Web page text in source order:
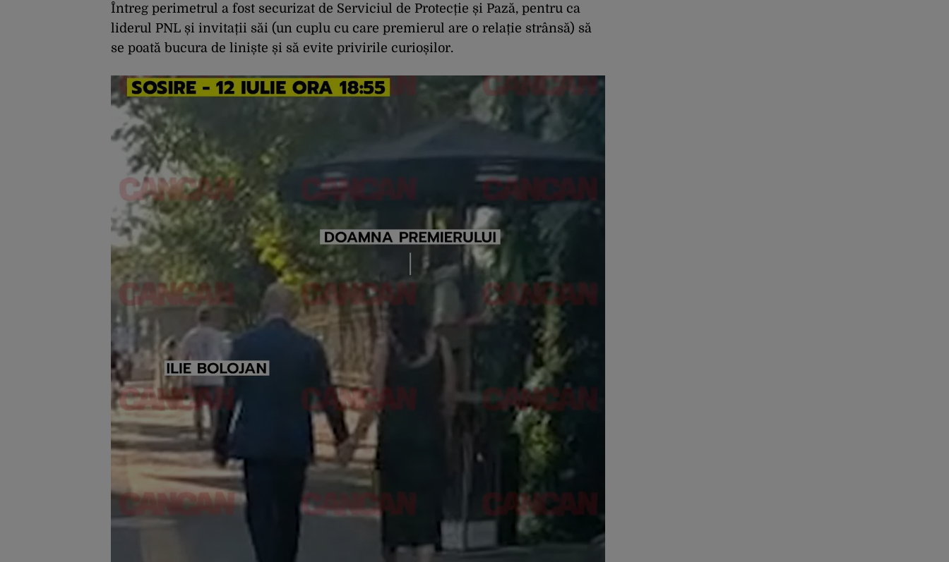
Întreg perimetrul a fost securizat de Serviciul de Protecție și Pază, pentru ca
liderul PNL și invitații săi (un cuplu cu care premierul are o relație strânsă) să
se poată bucura de liniște și să evite privirile curioșilor.